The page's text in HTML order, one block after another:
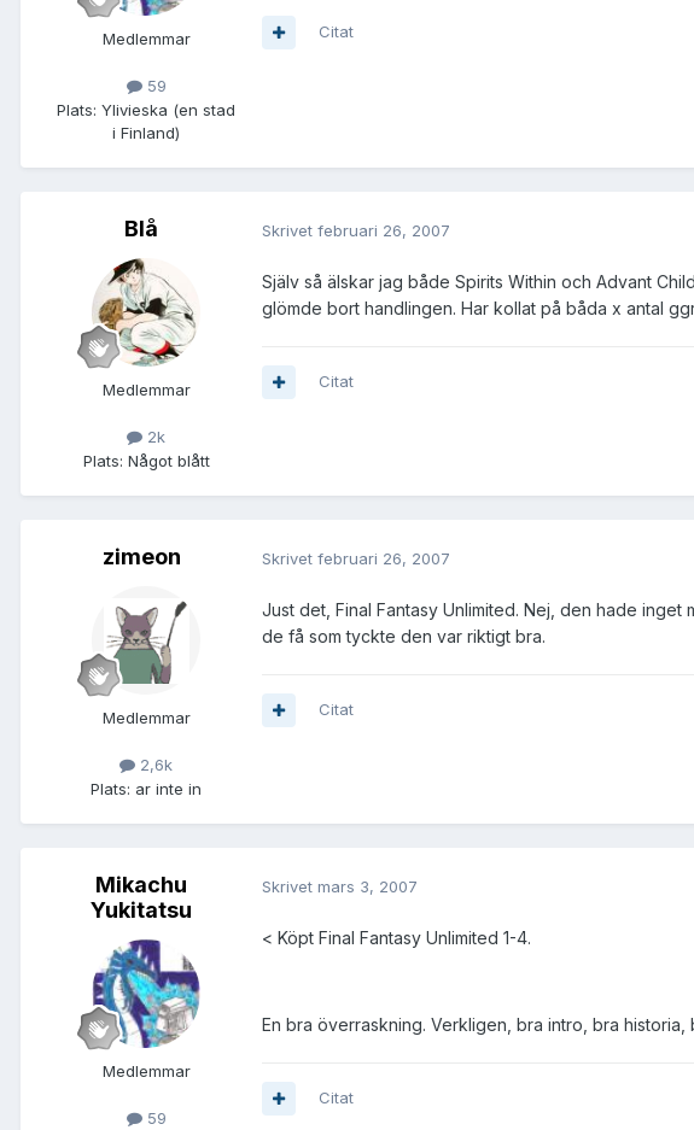
Medlemmar
59
Plats: Ylivieska (en stad
i Finland)
Citat
Blå
Medlemmar
2k
Plats: Något blått
Skrivet februari 26, 2007
Själv så älskar jag både Spirits Within och Advant
glömde bort handlingen. Har kollat på båda x antal
Citat
zimeon
Medlemmar
2,6k
Plats: ar inte in
Skrivet februari 26, 2007
Just det, Final Fantasy Unlimited. Nej, den hade
de få som tyckte den var riktigt bra.
Citat
Mikachu
Yukitatsu
Medlemmar
59
Skrivet mars 3, 2007
< Köpt Final Fantasy Unlimited 1-4.
En bra överraskning. Verkligen, bra intro, bra historia,
Citat